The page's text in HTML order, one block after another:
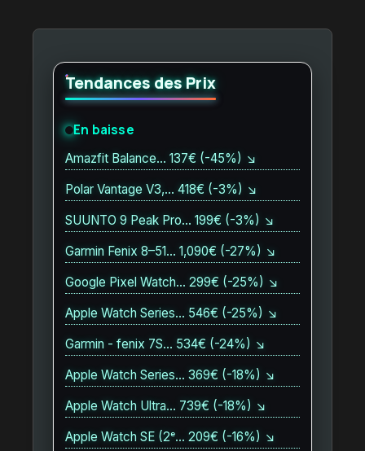
Tendances des Prix
En baisse
Amazfit Balance… 137€ (-45%) ↘
Polar Vantage V3,… 418€ (-3%) ↘
SUUNTO 9 Peak Pro… 199€ (-3%) ↘
Garmin Fenix 8–51… 1,090€ (-27%) ↘
Google Pixel Watch… 299€ (-25%) ↘
Apple Watch Series… 546€ (-25%) ↘
Garmin - fenix 7S… 534€ (-24%) ↘
Apple Watch Series… 369€ (-18%) ↘
Apple Watch Ultra… 739€ (-18%) ↘
Apple Watch SE (2ᵉ… 209€ (-16%) ↘